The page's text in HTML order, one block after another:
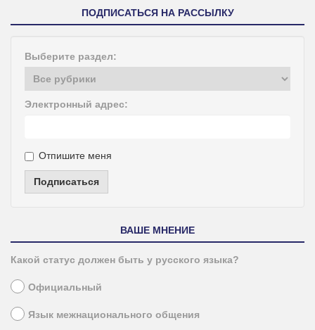
ПОДПИСАТЬСЯ НА РАССЫЛКУ
Выберите раздел:
Электронный адрес:
Отпишите меня
Подписаться
ВАШЕ МНЕНИЕ
Какой статус должен быть у русского языка?
Официальный
Язык межнационального общения